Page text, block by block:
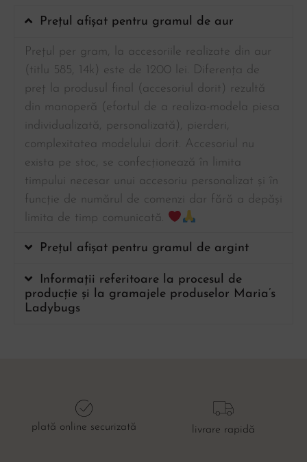
Prețul afișat pentru gramul de aur
Prețul per gram, la accesoriile realizate din aur
(titlu 585, 14k) este de 1200 lei. Diferența de
preț la produsul final (accesoriul dorit) rezultă
din manoperă (efortul de a realiza-modela piesa
individualizată, personalizată), pierderi,
complexitatea modelului dorit. Accesoriul nu
exista pe stoc, se confecționează în limita
timpului necesar unui accesoriu personalizat și în
funcție de numărul de comenzi dar fără a depăși
limita de timp comunicată.
Prețul afișat pentru gramul de argint
Informații referitoare la procesul de
producție și la gramajele produselor Maria’s
Ladybugs
plată online securizată livrare rapidă